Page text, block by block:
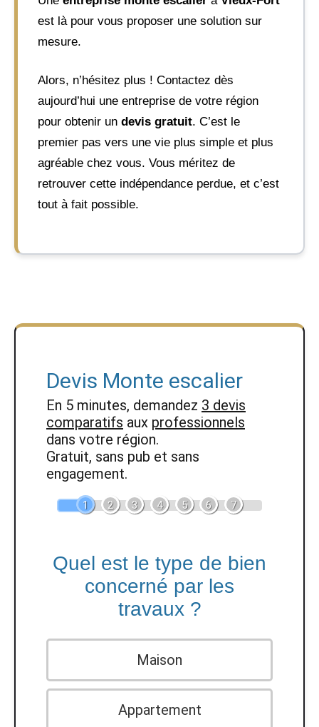
est là pour vous proposer une solution sur
mesure.
Alors, n’hésitez plus ! Contactez dès
aujourd’hui une entreprise de votre région
pour obtenir un devis gratuit. C’est le
premier pas vers une vie plus simple et plus
agréable chez vous. Vous méritez de
retrouver cette indépendance perdue, et c’est
tout à fait possible.
Devis Monte escalier
En 5 minutes, demandez 3 devis
comparatifs aux professionnels
dans votre région.
Gratuit, sans pub et sans
engagement.
1 2 3 4 5 6 7
Quel est le type de bien
concerné par les
travaux ?
Maison
Appartement